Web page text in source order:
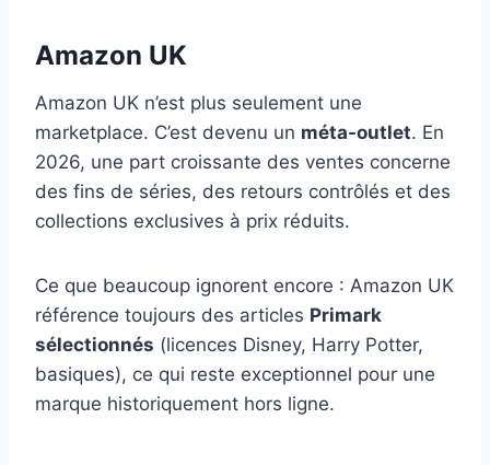
Amazon UK
Amazon UK n’est plus seulement une
marketplace. C’est devenu un méta-outlet. En
2026, une part croissante des ventes concerne
des fins de séries, des retours contrôlés et des
collections exclusives à prix réduits.
Ce que beaucoup ignorent encore : Amazon UK
référence toujours des articles Primark
sélectionnés (licences Disney, Harry Potter,
basiques), ce qui reste exceptionnel pour une
marque historiquement hors ligne.